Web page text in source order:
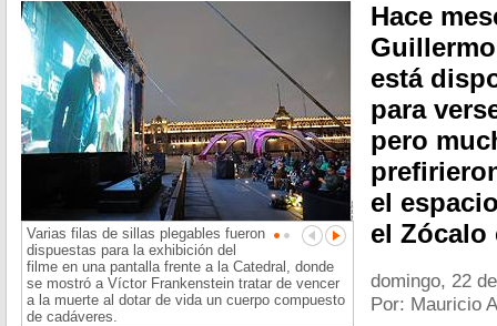
Varias filas de sillas plegables fueron
dispuestas para la exhibición del
filme en una pantalla frente a la Catedral, donde
se mostró a Víctor Frankenstein tratar de vencer
a la muerte al dotar de vida un cuerpo compuesto
de cadáveres.
Hace
está
para
pero
el
el
domingo, 22
Por: Mauricio